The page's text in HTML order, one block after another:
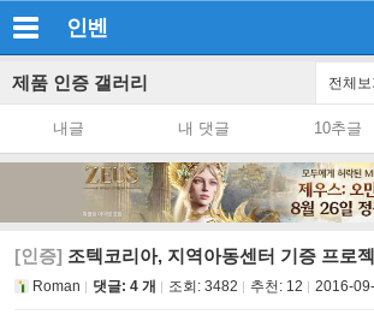
인벤
제품 인증 갤러리 전체보
내글 내 댓글 10추글
[인증] 조텍코리아, 지역아동센터 기증 프로
Roman 댓글: 4 개 조회: 3482 추천: 12 2016-